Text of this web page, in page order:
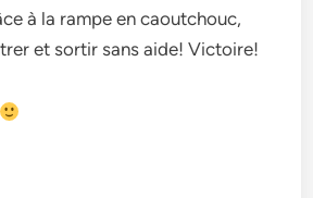
à la rampe en caoutchouc,
et sortir sans aide! Victoire!